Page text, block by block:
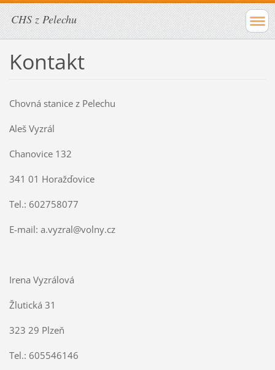
CHS z Pelechu
Kontakt
Chovná stanice z Pelechu
Aleš Vyzrál
Chanovice 132
341 01 Horažďovice
Tel.: 602758077
E-mail: a.vyzral@volny.cz
Irena Vyzrálová
Žlutická 31
323 29 Plzeň
Tel.: 605546146